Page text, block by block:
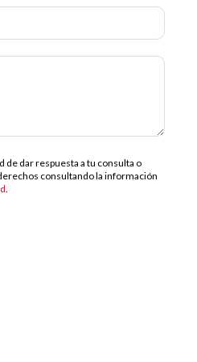
de dar respuesta a tu consulta o
consultando la información
.